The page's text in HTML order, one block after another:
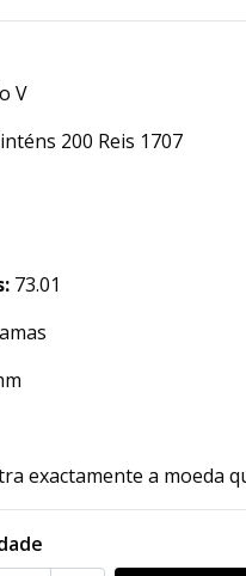
V
200 Reis 1707
73.01
exactamente a moeda